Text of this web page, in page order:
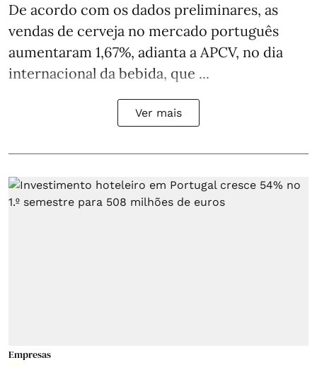
De acordo com os dados preliminares, as
vendas de cerveja no mercado português
aumentaram 1,67%, adianta a APCV, no dia
internacional da bebida, que ...
Ver mais
Empresas